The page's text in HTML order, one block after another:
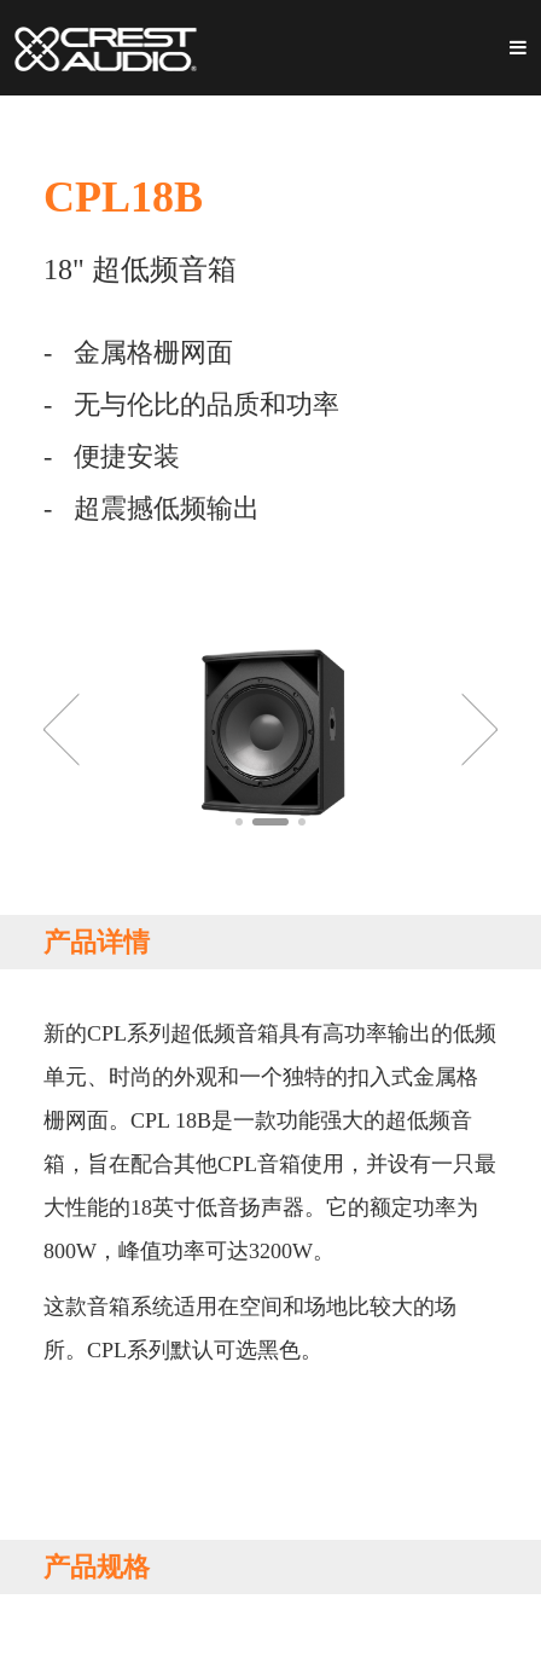
CPL18B
18" 超低频音箱
- 金属格栅网面
- 无与伦比的品质和功率
- 便捷安装
- 超震撼低频输出
产品详情
新的CPL系列超低频音箱具有高功率输出的低频
单元、时尚的外观和一个独特的扣入式金属格
栅网面。CPL 18B是一款功能强大的超低频音
箱，旨在配合其他CPL音箱使用，并设有一只最
大性能的18英寸低音扬声器。它的额定功率为
800W，峰值功率可达3200W。
这款音箱系统适用在空间和场地比较大的场
所。CPL系列默认可选黑色。
产品规格